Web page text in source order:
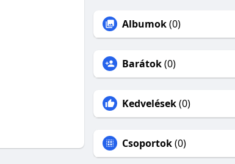
Albumok(0)
Barátok(0)
Kedvelések(0)
Csoportok(0)